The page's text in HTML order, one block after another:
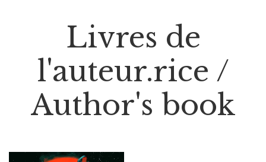
Livres de
l'auteur.rice /
Author's book